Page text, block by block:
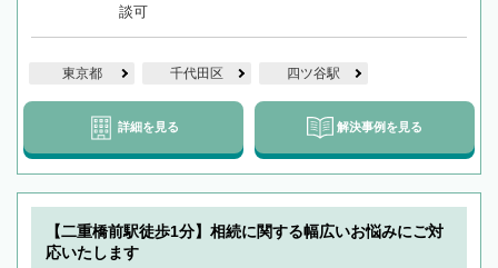
談可
東京都 千代田区 四ツ谷駅
詳細を見る 解決事例を見る
【二重橋前駅徒歩1分】相続に関する幅広いお悩みにご対
応いたします